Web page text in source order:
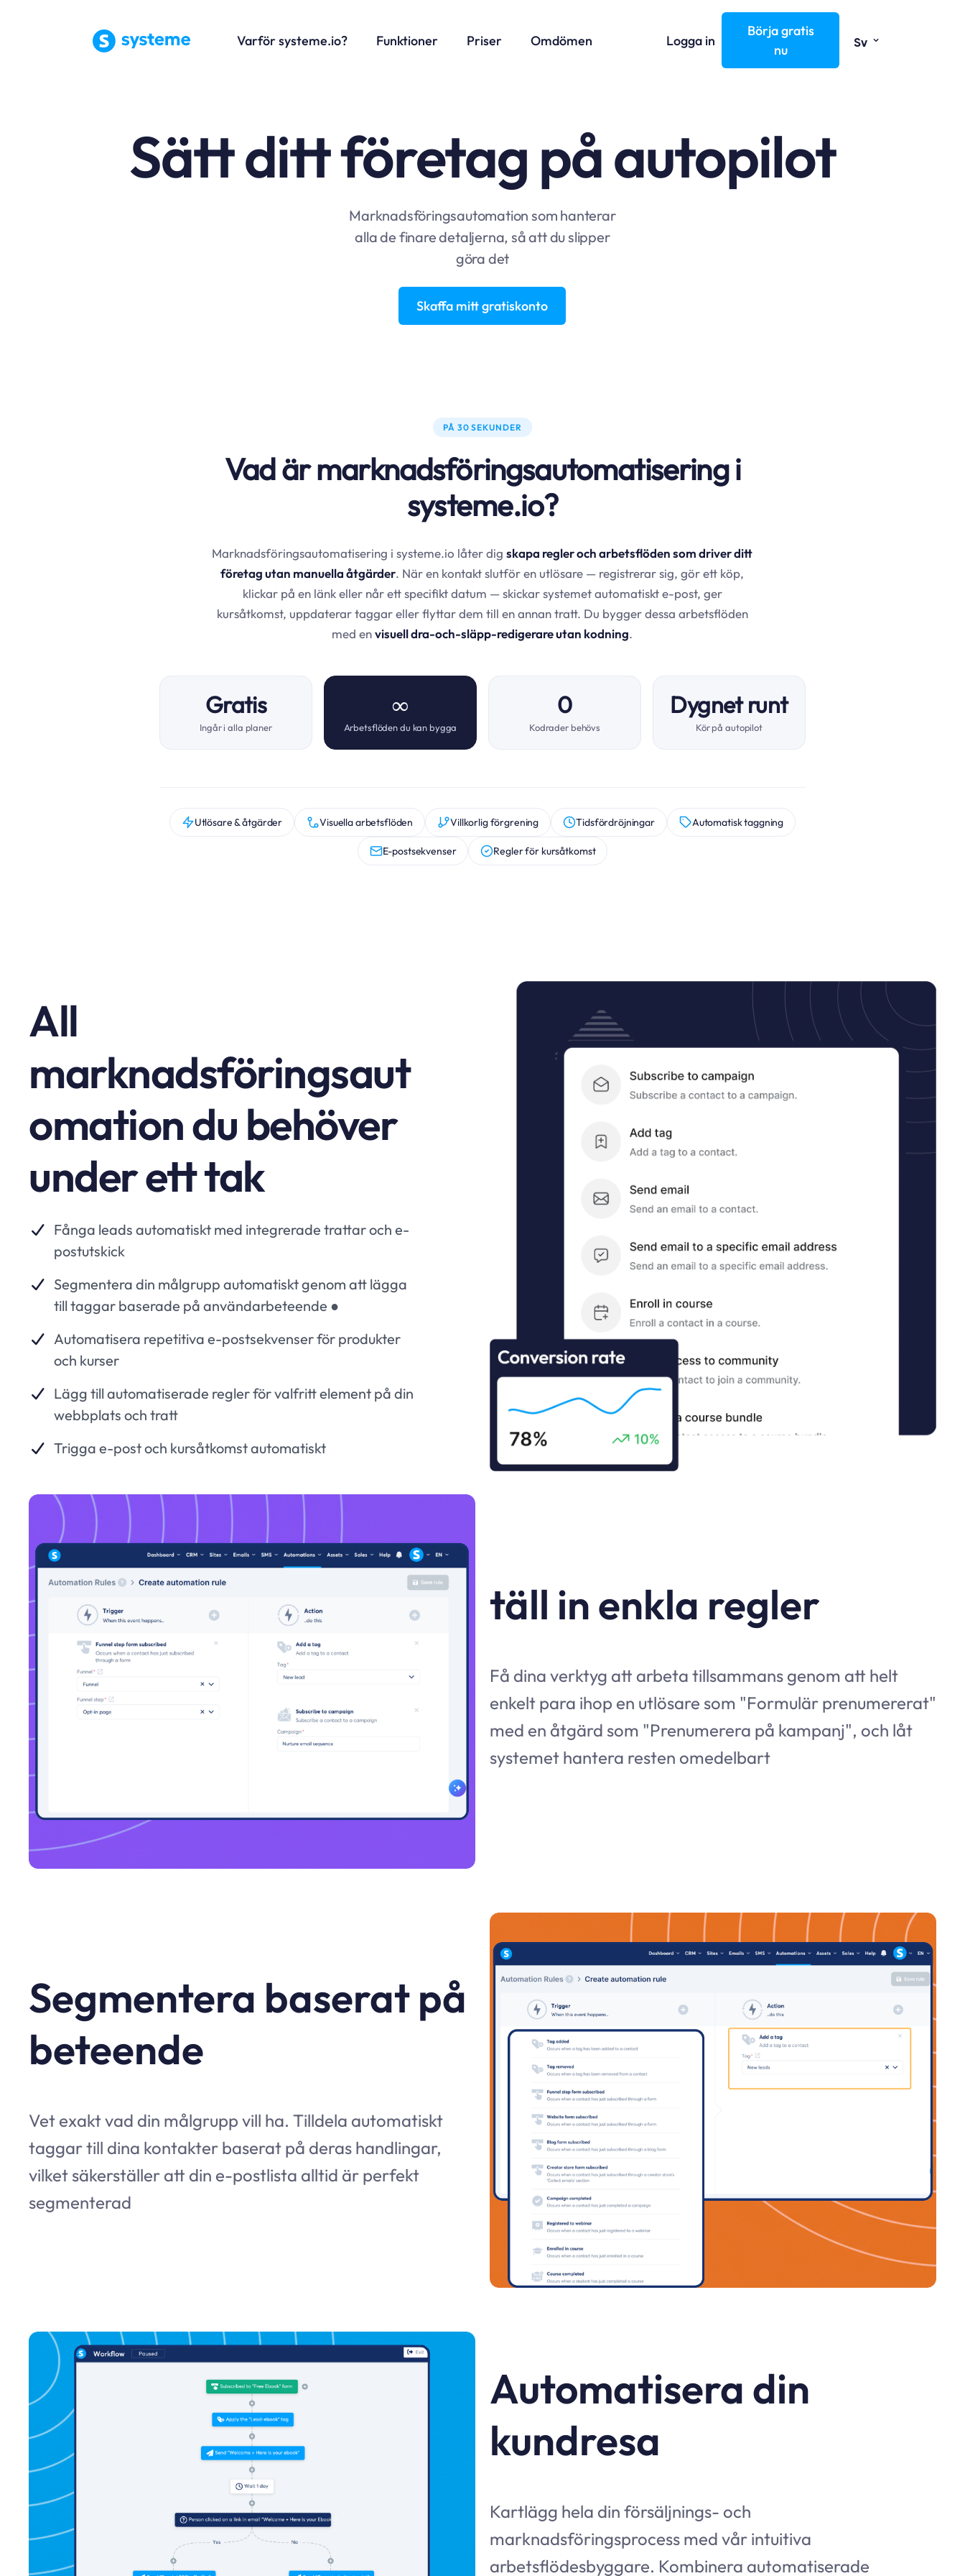
Varför systeme.io? Funktioner Priser Omdömen Logga in
Börja gratis
nu
Sv ⌄
Sätt ditt företag på autopilot
Marknadsföringsautomation som hanterar
alla de finare detaljerna, så att du slipper
göra det
Skaffa mitt gratiskonto
PÅ 30 SEKUNDER
Vad är marknadsföringsautomatisering i
systeme.io?
Marknadsföringsautomatisering i systeme.io låter digskapa regler och arbetsflöden som driver ditt
företag utan manuella åtgärder. När en kontakt slutför en utlösare — registrerar sig, gör ett köp,
klickar på en länk eller når ett specifikt datum — skickar systemet automatiskt e-post, ger
kursåtkomst, uppdaterar taggar eller flyttar dem till en annan tratt. Du bygger dessa arbetsflöden
med envisuell dra-och-släpp-redigerare utan kodning.
Gratis
Ingår i alla planer
∞
Arbetsflöden du kan bygga
0
Kodrader behövs
Dygnet runt
Kör på autopilot
Utlösare & åtgärder Visuella arbetsflöden Villkorlig förgrening Tidsfördröjningar Automatisk taggning
E-postsekvenser Regler för kursåtkomst
All
marknadsföringsaut
omation du behöver
under ett tak
Fånga leads automatiskt med integrerade trattar och e-
postutskick
Segmentera din målgrupp automatiskt genom att lägga
till taggar baserade på användarbeteende ●
Automatisera repetitiva e-postsekvenser för produkter
och kurser
Lägg till automatiserade regler för valfritt element på din
webbplats och tratt
Trigga e-post och kursåtkomst automatiskt
täll in enkla regler
Få dina verktyg att arbeta tillsammans genom att helt
enkelt para ihop en utlösare som "Formulär prenumererat"
med en åtgärd som "Prenumerera på kampanj", och låt
systemet hantera resten omedelbart
Segmentera baserat på
beteende
Vet exakt vad din målgrupp vill ha. Tilldela automatiskt
taggar till dina kontakter baserat på deras handlingar,
vilket säkerställer att din e-postlista alltid är perfekt
segmenterad
Automatisera din
kundresa
Kartlägg hela din försäljnings- och
marknadsföringsprocess med vår intuitiva
arbetsflödesbyggare. Kombinera automatiserade